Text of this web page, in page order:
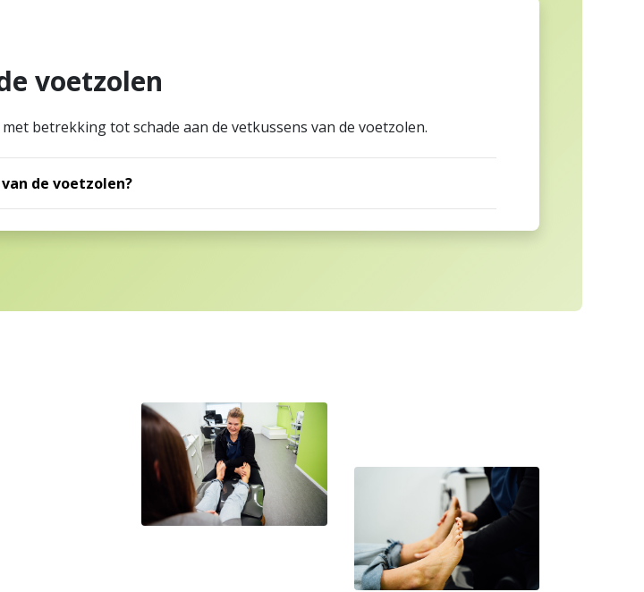
voetzolen
betrekking tot schade aan de vetkussens van de voetzolen.
de voetzolen?